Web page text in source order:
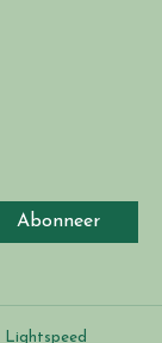
Abonneer
Lightspeed